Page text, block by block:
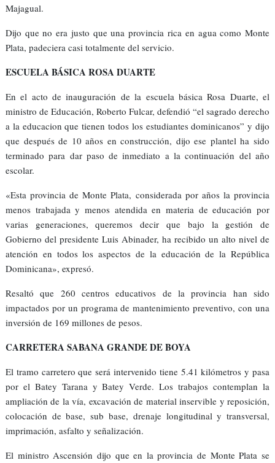
Majagual.
Dijo que no era justo que una provincia rica en agua como Monte
Plata, padeciera casi totalmente del servicio.
ESCUELA BÁSICA ROSA DUARTE
En el acto de inauguración de la escuela básica Rosa Duarte, el
ministro de Educación, Roberto Fulcar, defendió “el sagrado derecho
a la educacion que tienen todos los estudiantes dominicanos” y dijo
que después de 10 años en construcción, dijo ese plantel ha sido
terminado para dar paso de inmediato a la continuación del año
escolar.
«Esta provincia de Monte Plata, considerada por años la provincia
menos trabajada y menos atendida en materia de educación por
varias generaciones, queremos decir que bajo la gestión de
Gobierno del presidente Luis Abinader, ha recibido un alto nivel de
atención en todos los aspectos de la educación de la República
Dominicana», expresó.
Resaltó que 260 centros educativos de la provincia han sido
impactados por un programa de mantenimiento preventivo, con una
inversión de 169 millones de pesos.
CARRETERA SABANA GRANDE DE BOYA
El tramo carretero que será intervenido tiene 5.41 kilómetros y pasa
por el Batey Tarana y Batey Verde. Los trabajos contemplan la
ampliación de la vía, excavación de material inservible y reposición,
colocación de base, sub base, drenaje longitudinal y transversal,
imprimación, asfalto y señalización.
El ministro Ascensión dijo que en la provincia de Monte Plata se